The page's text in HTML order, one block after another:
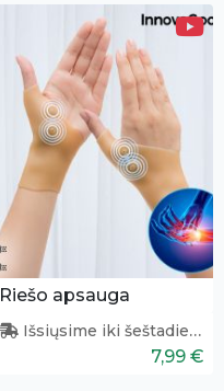
Riešo apsauga
Išsiųsime iki šeštadienio
7,99 €